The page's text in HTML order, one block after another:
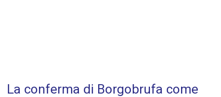
La conferma di Borgobrufa come